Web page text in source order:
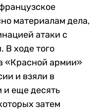
материалам дела,
атаки с
В ходе того
«Красной армии»
и взяли в
еще десять
затем